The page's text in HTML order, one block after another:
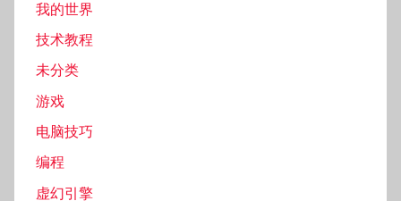
我的世界
技术教程
未分类
游戏
电脑技巧
编程
虚幻引擎